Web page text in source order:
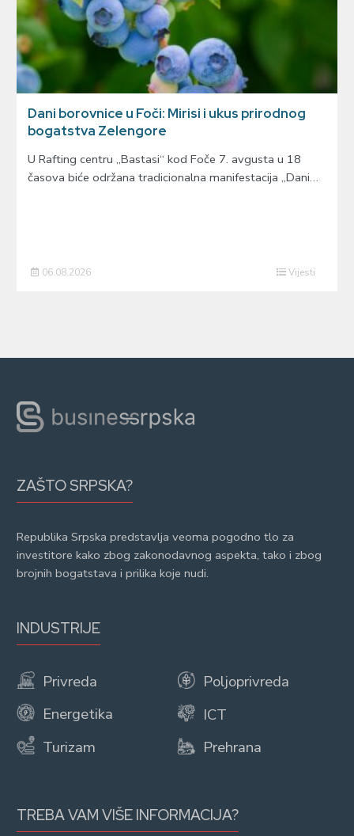
Dani borovnice u Foči: Mirisi i ukus prirodnog
bogatstva Zelengore
U Rafting centru „Bastasi“ kod Foče 7. avgusta u 18
časova biće održana tradicionalna manifestacija „Dani…
06.08.2026 Vijesti
ZAŠTO SRPSKA?
Republika Srpska predstavlja veoma pogodno tlo za
investitore kako zbog zakonodavnog aspekta, tako i zbog
brojnih bogatstava i prilika koje nudi.
INDUSTRIJE
Privreda
Energetika
Turizam
Poljoprivreda
ICT
Prehrana
TREBA VAM VIŠE INFORMACIJA?